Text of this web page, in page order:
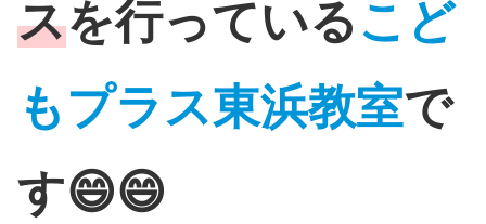
スを行っているこど
もプラス東浜教室で
す😄😄